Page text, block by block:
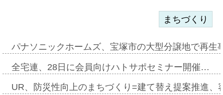
まちづくり
パナソニックホームズ、宝塚市の大型分譲地で再
全宅連、28日に会員向けハトサポセミナー開催…
UR、防災性向上のまちづくり=建て替え提案推進